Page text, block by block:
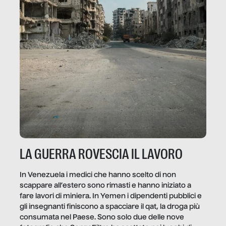
LA GUERRA ROVESCIA IL LAVORO
In Venezuela i medici che hanno scelto di non
scappare all’estero sono rimasti e hanno iniziato a
fare lavori di miniera. In Yemen i dipendenti pubblici e
gli insegnanti finiscono a spacciare il qat, la droga più
consumata nel Paese. Sono solo due delle nove